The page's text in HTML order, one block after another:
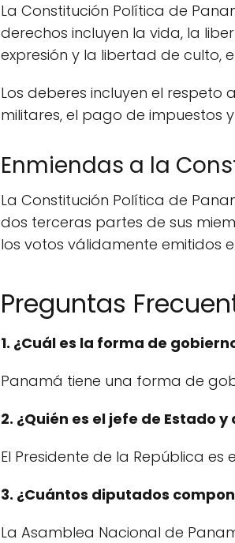
La Constitución Política de
derechos incluyen la vida, la
expresión y la libertad de culto,
Los deberes incluyen el respeto
militares, el pago de impuestos
Enmiendas a la
La Constitución Política de
dos terceras partes de sus
los votos válidamente emitidos
Preguntas
1. ¿Cuál es la forma de
Panamá tiene una forma de
2. ¿Quién es el jefe de Estado
El Presidente de la República
3. ¿Cuántos diputados
La Asamblea Nacional de